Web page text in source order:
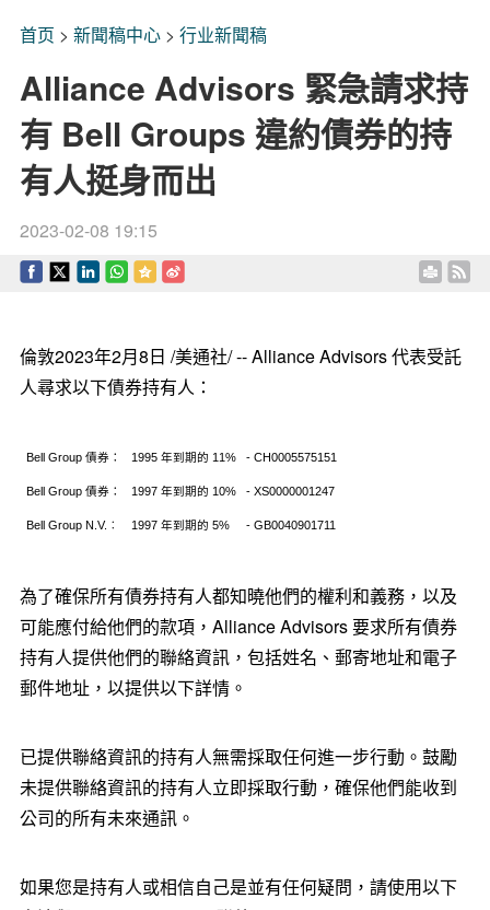
首页 > 新聞稿中心> 行业新聞稿
Alliance Advisors 緊急請求持
有 Bell Groups 違約債券的持
有人挺身而出
2023-02-08 19:15
倫敦2023年2月8日 /美通社/ -- Alliance Advisors 代表受託
人尋求以下債券持有人：
Bell Group 債券： 1995 年到期的 11% - CH0005575151
Bell Group 債券： 1997 年到期的 10% - XS0000001247
Bell Group N.V. ︰ 1997 年到期的 5% - GB0040901711
為了確保所有債券持有人都知曉他們的權利和義務，以及
可能應付給他們的款項，Alliance Advisors 要求所有債券
持有人提供他們的聯絡資訊，包括姓名、郵寄地址和電子
郵件地址，以提供以下詳情。
已提供聯絡資訊的持有人無需採取任何進一步行動。鼓勵
未提供聯絡資訊的持有人立即採取行動，確保他們能收到
公司的所有未來通訊。
如果您是持有人或相信自己是並有任何疑問，請使用以下